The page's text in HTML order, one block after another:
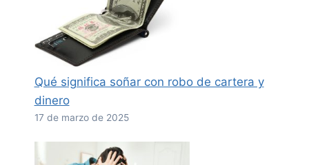
Qué significa soñar con robo de cartera y
dinero
17 de marzo de 2025